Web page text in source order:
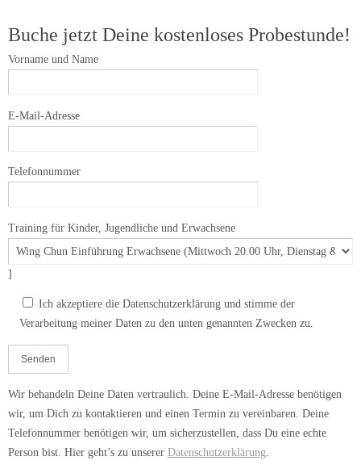
Buche jetzt Deine kostenloses Probestunde!
Vorname und Name
E-Mail-Adresse
Telefonnummer
Training für Kinder, Jugendliche und Erwachsene
]
Ich akzeptiere die Datenschutzerklärung und stimme der
Verarbeitung meiner Daten zu den unten genannten Zwecken zu.
Wir behandeln Deine Daten vertraulich. Deine E-Mail-Adresse benötigen
wir, um Dich zu kontaktieren und einen Termin zu vereinbaren. Deine
Telefonnummer benötigen wir, um sicherzustellen, dass Du eine echte
Person bist. Hier geht’s zu unserer Datenschutzerklärung